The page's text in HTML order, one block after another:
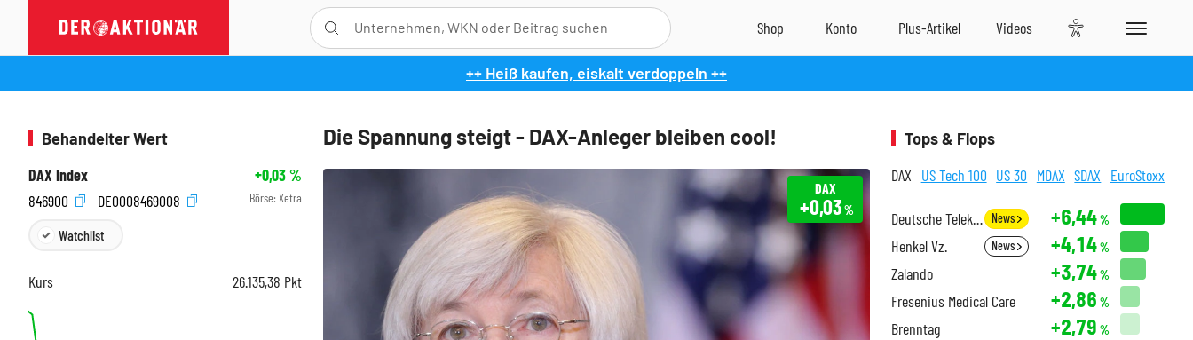
++ Heiß kaufen, eiskalt verdoppeln ++
Die Spannung steigt - DAX-Anleger bleiben cool!
DAX
+0,03%
Behandelter Wert
DAX Index
+0,03%
846900
DE0008469008 Börse: Xetra
Watchlist
Kurs 26.135,38 Pkt
Tops & Flops
DAX US Tech 100 US 30 MDAX SDAX EuroStoxx
Deutsche Telekom News +6,44%
Henkel Vz. News +4,14%
Zalando +3,74%
Fresenius Medical Care +2,86 %
Brenntag +2,79 %